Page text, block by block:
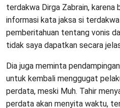
terdakwa Dirga Zabrain, karena
informasi kata jaksa si
pemberitahuan tentang vonis
tidak saya dapatkan secara
Dia juga meminta
untuk kembali menggugat
perdata, meski Muh. Tahir
perdata akan menyita waktu,